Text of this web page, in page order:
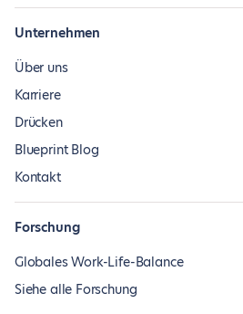
Unternehmen
Über uns
Karriere
Drücken
Blueprint Blog
Kontakt
Forschung
Globales Work-Life-Balance
Siehe alle Forschung